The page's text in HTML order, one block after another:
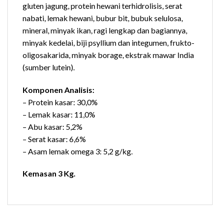
gluten jagung, protein hewani terhidrolisis, serat
nabati, lemak hewani, bubur bit, bubuk selulosa,
mineral, minyak ikan, ragi lengkap dan bagiannya,
minyak kedelai, biji psyllium dan integumen, frukto-
oligosakarida, minyak borage, ekstrak mawar India
(sumber lutein).
Komponen Analisis:
– Protein kasar: 30,0%
– Lemak kasar: 11,0%
– Abu kasar: 5,2%
– Serat kasar: 6,6%
– Asam lemak omega 3: 5,2 g/kg.
Kemasan 3 Kg.